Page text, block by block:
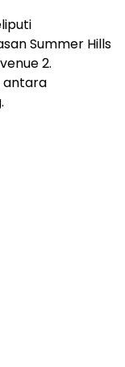
Summer Hills
2.
antara